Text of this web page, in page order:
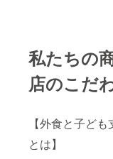
私たちの
店のこだ
【外食と子ど
とは】